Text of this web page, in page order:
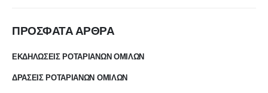
ΠΡΟΣΦΑΤΑ ΑΡΘΡΑ
ΕΚΔΗΛΩΣΕΙΣ ΡΟΤΑΡΙΑΝΩΝ ΟΜΙΛΩΝ
ΔΡΑΣΕΙΣ ΡΟΤΑΡΙΑΝΩΝ ΟΜΙΛΩΝ